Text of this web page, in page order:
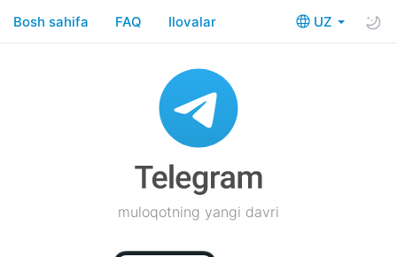
UZ
Bosh sahifa FAQ Ilovalar
muloqotning yangi davri